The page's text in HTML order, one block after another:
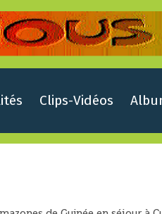
Clips-Vidéos